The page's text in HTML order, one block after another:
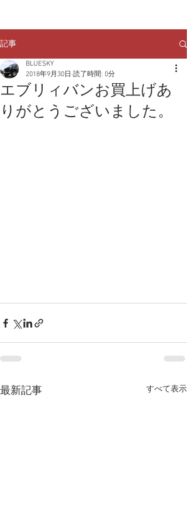
記事
エブリィバンお買上げあ
りがとうございました。
BLUESKY
2018年9月30日 読了時間: 0分
最新記事 すべて表示